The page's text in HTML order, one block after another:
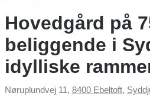
Hovedgård på
beliggende i
idylliske
Nøruplundvej 11, 8400 Ebeltoft,